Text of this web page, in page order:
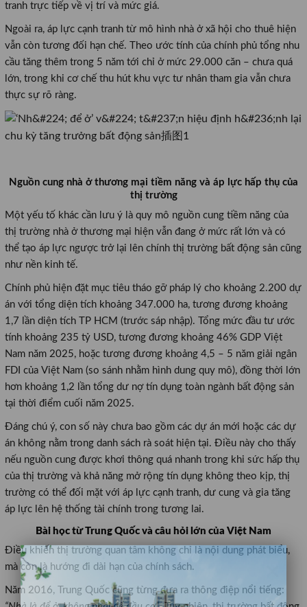
tranh trực tiếp về vị trí và mức giá.
Ngoài ra, áp lực cạnh tranh từ mô hình nhà ở xã hội cho thuê hiện
vẫn còn tương đối hạn chế. Theo ước tính của chính phủ tổng nhu
cầu tăng thêm trong 5 năm tới chỉ ở mức 29.000 căn – chưa quá
lớn, trong khi cơ chế thu hút khu vực tư nhân tham gia vẫn chưa
thực sự rõ ràng.
Nguồn cung nhà ở thương mại tiềm năng và áp lực hấp thụ của
thị trường
Một yếu tố khác cần lưu ý là quy mô nguồn cung tiềm năng của
thị trường nhà ở thương mại hiện vẫn đang ở mức rất lớn và có
thể tạo áp lực ngược trở lại lên chính thị trường bất động sản cũng
như nền kinh tế.
Chính phủ hiện đặt mục tiêu tháo gỡ pháp lý cho khoảng 2.200 dự
án với tổng diện tích khoảng 347.000 ha, tương đương khoảng
1,7 lần diện tích TP HCM (trước sáp nhập). Tổng mức đầu tư ước
tính khoảng 235 tỷ USD, tương đương khoảng 46% GDP Việt
Nam năm 2025, hoặc tương đương khoảng 4,5 – 5 năm giải ngân
FDI của Việt Nam (so sánh nhằm hình dung quy mô), đồng thời lớn
hơn khoảng 1,2 lần tổng dư nợ tín dụng toàn ngành bất động sản
tại thời điểm cuối năm 2025.
Đáng chú ý, con số này chưa bao gồm các dự án mới hoặc các dự
án không nằm trong danh sách rà soát hiện tại. Điều này cho thấy
nếu nguồn cung được khơi thông quá nhanh trong khi sức hấp thụ
của thị trường và khả năng mở rộng tín dụng không theo kịp, thị
trường có thể đối mặt với áp lực cạnh tranh, dư cung và gia tăng
áp lực lên hệ thống tài chính trong tương lai.
Bài học từ Trung Quốc và câu hỏi lớn của Việt Nam
Điều khiến thị trường quan tâm không chỉ là nội dung phát biểu,
mà còn là hướng đi dài hạn của chính sách.
Năm 2016, Trung Quốc cũng từng đưa ra thông điệp nổi tiếng: